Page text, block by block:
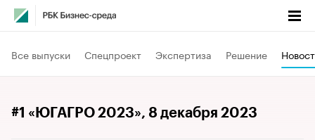
Все выпуски Спецпроект Экспертиза Решение
#1 «ЮГАГРО 2023», 8 декабря 2023